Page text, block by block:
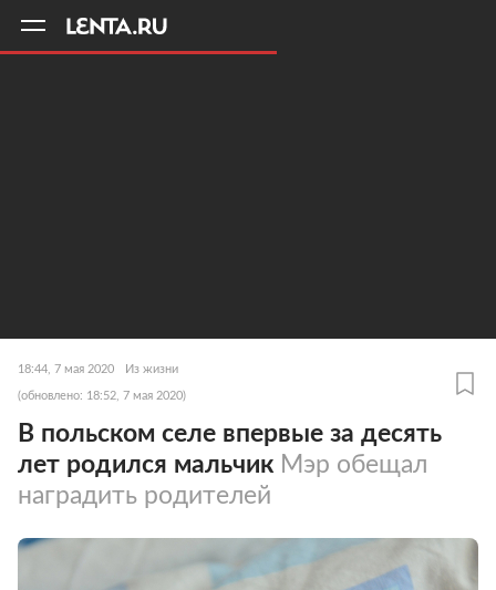
18:44, 7 мая 2020 Из жизни
(обновлено: 18:52, 7 мая 2020)
В польском селе впервые за десять
лет родился мальчик Мэр обещал
наградить родителей